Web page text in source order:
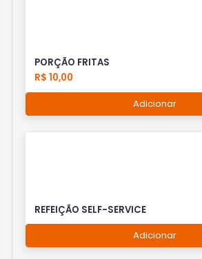
PORÇÃO FRITAS
R$ 10,00
Adicionar
REFEIÇÃO SELF-SERVICE
Adicionar